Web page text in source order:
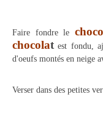
Faire fondre le
chocolatest fondu,
d'oeufs montés en neige
Verser dans des petites